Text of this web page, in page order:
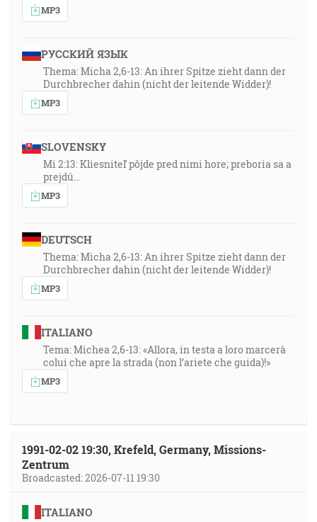
MP3
РУССКИЙ ЯЗЫК
Thema: Micha 2,6-13: An ihrer Spitze zieht dann der
Durchbrecher dahin (nicht der leitende Widder)!
MP3
SLOVENSKY
Mi 2:13: Kliesniteľ pôjde pred nimi hore; preboria sa a
prejdú…
MP3
DEUTSCH
Thema: Micha 2,6-13: An ihrer Spitze zieht dann der
Durchbrecher dahin (nicht der leitende Widder)!
MP3
ITALIANO
Tema: Michea 2,6-13: «Allora, in testa a loro marcerà
colui che apre la strada (non l’ariete che guida)!»
MP3
1991-02-02 19:30, Krefeld, Germany, Missions-
Zentrum
Broadcasted: 2026-07-11 19:30
ITALIANO